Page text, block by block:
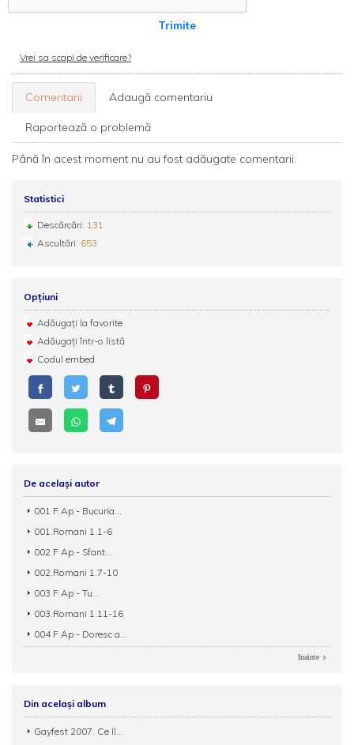
Trimite
Vrei sa scapi de verificare?
Comentarii Adaugă comentariu
Raportează o problemă
Până în acest moment nu au fost adăugate comentarii.
Statistici
Descărcări: 131
Ascultări: 653
Opțiuni
Adăugați la favorite
Adăugați într-o listă
Codul embed
De același autor
001 F Ap - Bucuria...
001.Romani 1.1-6
002 F Ap - Sfant...
002.Romani 1.7-10
003 F Ap - Tu...
003.Romani 1.11-16
004 F Ap - Doresc a...
Inainte
Din același album
Gayfest 2007. Ce Il...